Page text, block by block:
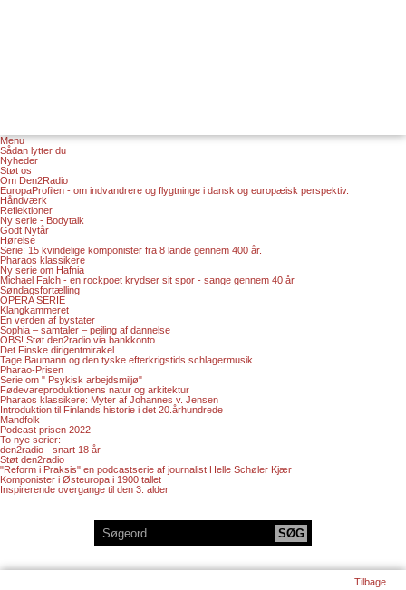
Menu
Sådan lytter du
Nyheder
Støt os
Om Den2Radio
EuropaProfilen - om indvandrere og flygtninge i dansk og europæisk perspektiv.
Håndværk
Reflektioner
Ny serie - Bodytalk
Godt Nytår
Hørelse
Serie: 15 kvindelige komponister fra 8 lande gennem 400 år.
Pharaos klassikere
Ny serie om Hafnia
Michael Falch - en rockpoet krydser sit spor - sange gennem 40 år
Søndagsfortælling
OPERA SERIE
Klangkammeret
En verden af bystater
Sophia – samtaler – pejling af dannelse
OBS! Støt den2radio via bankkonto
Det Finske dirigentmirakel
Tage Baumann og den tyske efterkrigstids schlagermusik
Pharao-Prisen
Serie om " Psykisk arbejdsmiljø"
Fødevareproduktionens natur og arkitektur
Pharaos klassikere: Myter af Johannes v. Jensen
Introduktion til Finlands historie i det 20.århundrede
Mandfolk
Podcast prisen 2022
To nye serier:
den2radio - snart 18 år
Støt den2radio
"Reform i Praksis" en podcastserie af journalist Helle Schøler Kjær
Komponister i Østeuropa i 1900 tallet
Inspirerende overgange til den 3. alder
Tilbage